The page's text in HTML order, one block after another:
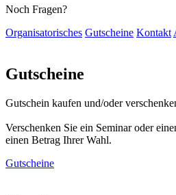
Noch Fragen?
Organisatorisches Gutscheine Kontakt
Gutscheine
Gutschein kaufen und/oder
Verschenken Sie ein Seminar oder
einen Betrag Ihrer Wahl.
Gutscheine